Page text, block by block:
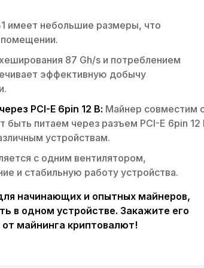
имеет небольшие размеры, что
помещении.
87 Gh/s и потреблением
эффективную добычу
PCI-E 6pin 12 В: Майнер совместим
питаем через разъем PCI-E 6pin 12
устройствам.
с одним вентилятором,
и стабильную работу устройства.
начинающих и опытных майнеров,
в одном устройстве. Закажите его
майнинга криптовалют!